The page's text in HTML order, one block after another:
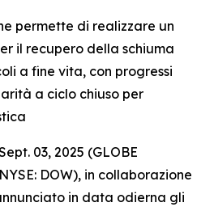
permette di realizzare un
il recupero della schiuma
a fine vita, con progressi
a ciclo chiuso per
03, 2025 (GLOBE
DOW), in collaborazione
in data odierna gli